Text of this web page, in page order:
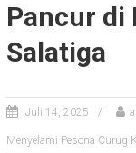
Pancur di
Salatiga
Juli 14, 2025
Menyelami Pesona Curug